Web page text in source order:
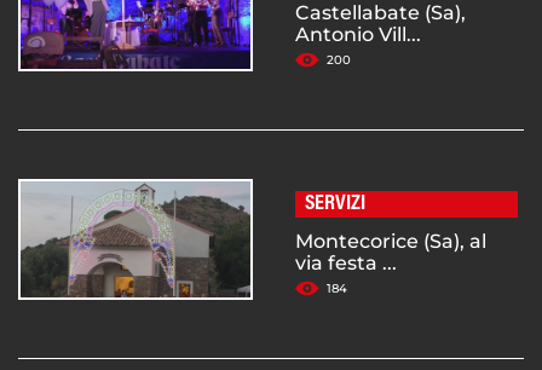
Castellabate (Sa),
Antonio Vill...
200
SERVIZI
Montecorice (Sa), al
via festa ...
184